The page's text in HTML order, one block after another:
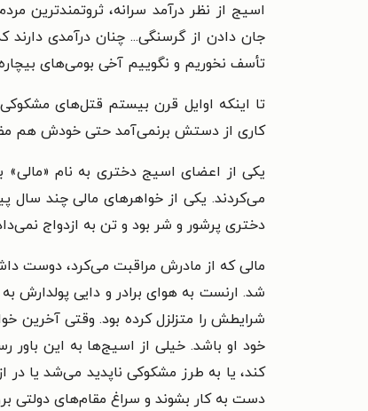
اسیج از نظر درآمد سرانه، ثروتمندترین
جان دادن از گرسنگی... چنان درآمدی
تأسف نخوریم و نگوییم آخی بومی‌های
کاری از دستش برنمی‌آمد حتی خودش هم مظنون
یکی از اعضای اسیج دختری به نام «مالی»
می‌کردند. یکی از خواهرهای مالی چند
دختری پرشور و شر بود و تن به ازدواج
مالی که از مادرش مراقبت می‌کرد، دوست
شد. ارنست به هوای برادر و دایی پولدارش
شرایطش را متزلزل کرده بود. وقتی آخرین
خود او باشد. خیلی از اسیج‌ها به این
کند، یا به طرز مشکوکی ناپدید می‌شد یا
دست به کار بشوند و سراغ مقام‌های دولتی